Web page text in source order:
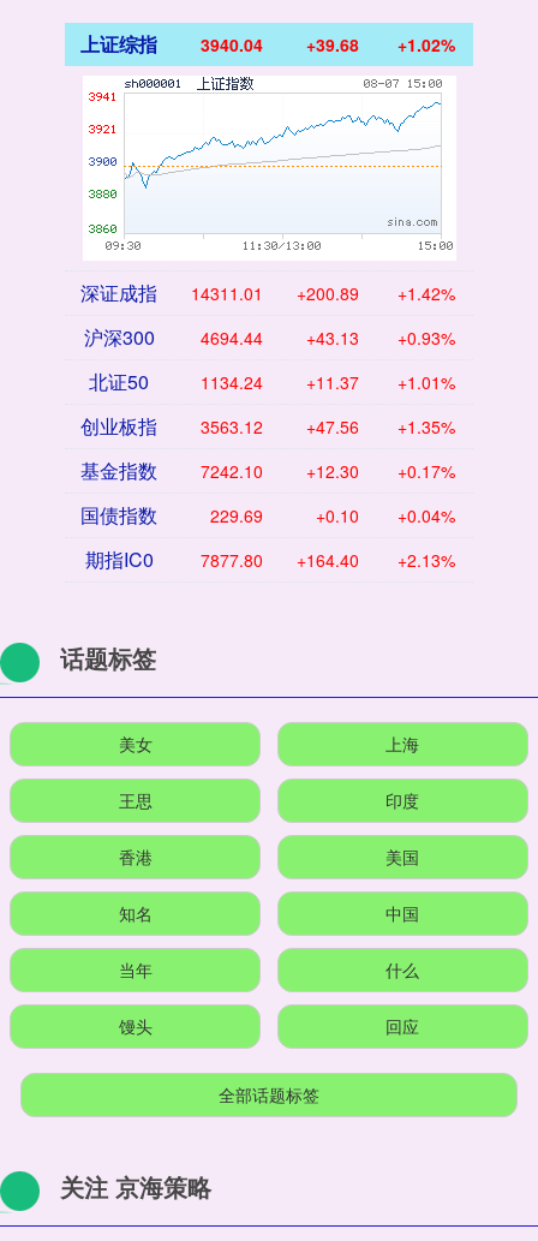
上证综指 3940.04 +39.68 +1.02%
深证成指 14311.01 +200.89 +1.42%
沪深300 4694.44 +43.13 +0.93%
北证50 1134.24 +11.37 +1.01%
创业板指 3563.12 +47.56 +1.35%
基金指数 7242.10 +12.30 +0.17%
国债指数 229.69 +0.10 +0.04%
期指IC0 7877.80 +164.40 +2.13%
话题标签
美女 上海
王思 印度
香港 美国
知名 中国
当年 什么
馒头 回应
全部话题标签
关注 京海策略